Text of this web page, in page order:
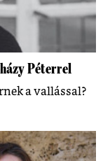
Péterrel
a vallással?